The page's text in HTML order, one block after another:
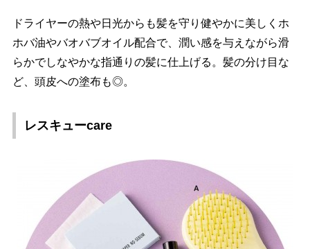
ドライヤーの熱や日光からも髪を守り健やかに美しくホ
ホバ油やバオバブオイル配合で、潤い感を与えながら滑
らかでしなやかな指通りの髪に仕上げる。髪の分け目な
ど、頭皮への塗布も◎。
レスキューcare